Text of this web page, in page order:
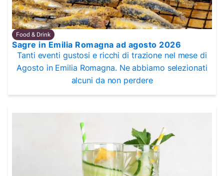
Food & Drink
Sagre in Emilia Romagna ad agosto 2026
Tanti eventi gustosi e ricchi di trazione nel mese di
Agosto in Emilia Romagna. Ne abbiamo selezionati
alcuni da non perdere